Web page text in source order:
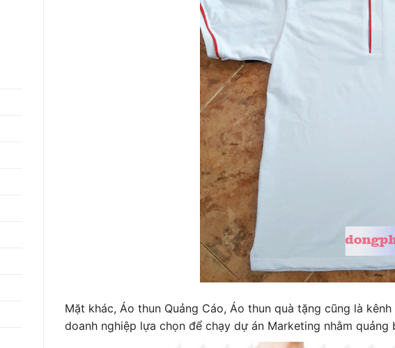
Mặt khác, Áo thun Quảng Cáo, Áo thun quà tặng cũng là
doanh nghiệp lựa chọn để chạy dự án Marketing nhằm